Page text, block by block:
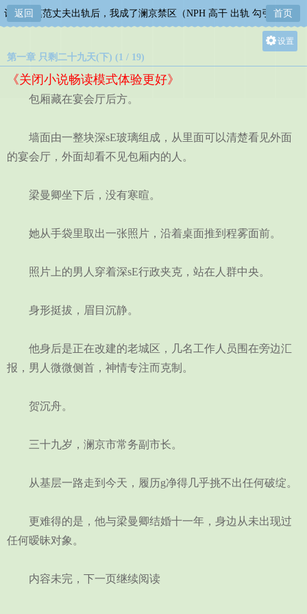
返回
让四位模范丈夫出轨后，我成了澜京禁区（NPH 高干 出轨 勾引 系统）
首页
设置
第一章 只剩二十九天(下) (1 / 19)
《关闭小说畅读模式体验更好》
包厢藏在宴会厅后方。
墙面由一整块深sE玻璃组成，从里面可以清楚看见外面
的宴会厅，外面却看不见包厢内的人。
梁曼卿坐下后，没有寒暄。
她从手袋里取出一张照片，沿着桌面推到程雾面前。
照片上的男人穿着深sE行政夹克，站在人群中央。
身形挺拔，眉目沉静。
他身后是正在改建的老城区，几名工作人员围在旁边汇
报，男人微微侧首，神情专注而克制。
贺沉舟。
三十九岁，澜京市常务副市长。
从基层一路走到今天，履历g净得几乎挑不出任何破绽。
更难得的是，他与梁曼卿结婚十一年，身边从未出现过
任何暧昧对象。
内容未完，下一页继续阅读